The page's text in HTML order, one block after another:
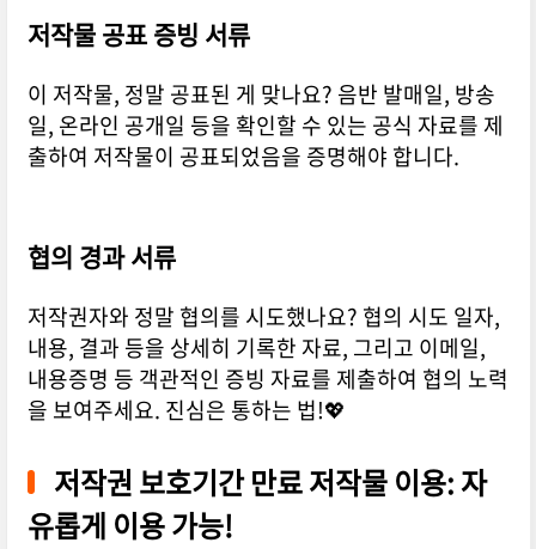
저작물 공표 증빙 서류
이 저작물, 정말 공표된 게 맞나요? 음반 발매일, 방송
일, 온라인 공개일 등을 확인할 수 있는 공식 자료를 제
출하여 저작물이 공표되었음을 증명해야 합니다.
협의 경과 서류
저작권자와 정말 협의를 시도했나요? 협의 시도 일자,
내용, 결과 등을 상세히 기록한 자료, 그리고 이메일,
내용증명 등 객관적인 증빙 자료를 제출하여 협의 노력
을 보여주세요. 진심은 통하는 법!💖
저작권 보호기간 만료 저작물 이용: 자
유롭게 이용 가능!